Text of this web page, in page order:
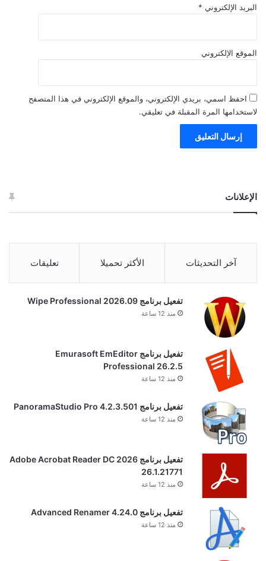
البريد الإلكتروني *
الموقع الإلكتروني
احفظ اسمي، بريدي الإلكتروني، والموقع الإلكتروني في هذا المتصفح
لاستخدامها المرة المقبلة في تعليقي.
الإعلانات
آخر التحديثات الأكثر تحميلا تعليقات
تفعيل برنامج Wipe Professional 2026.09
منذ 12 ساعة
تفعيل برنامج Emurasoft EmEditor
Professional 26.2.5
منذ 12 ساعة
تفعيل برنامج PanoramaStudio Pro 4.2.3.501
منذ 12 ساعة
تفعيل برنامج Adobe Acrobat Reader DC 2026
26.1.21771
منذ 12 ساعة
تفعيل برنامج Advanced Renamer 4.24.0
منذ 12 ساعة